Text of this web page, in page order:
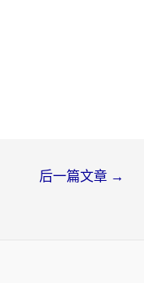
后一篇文章 →